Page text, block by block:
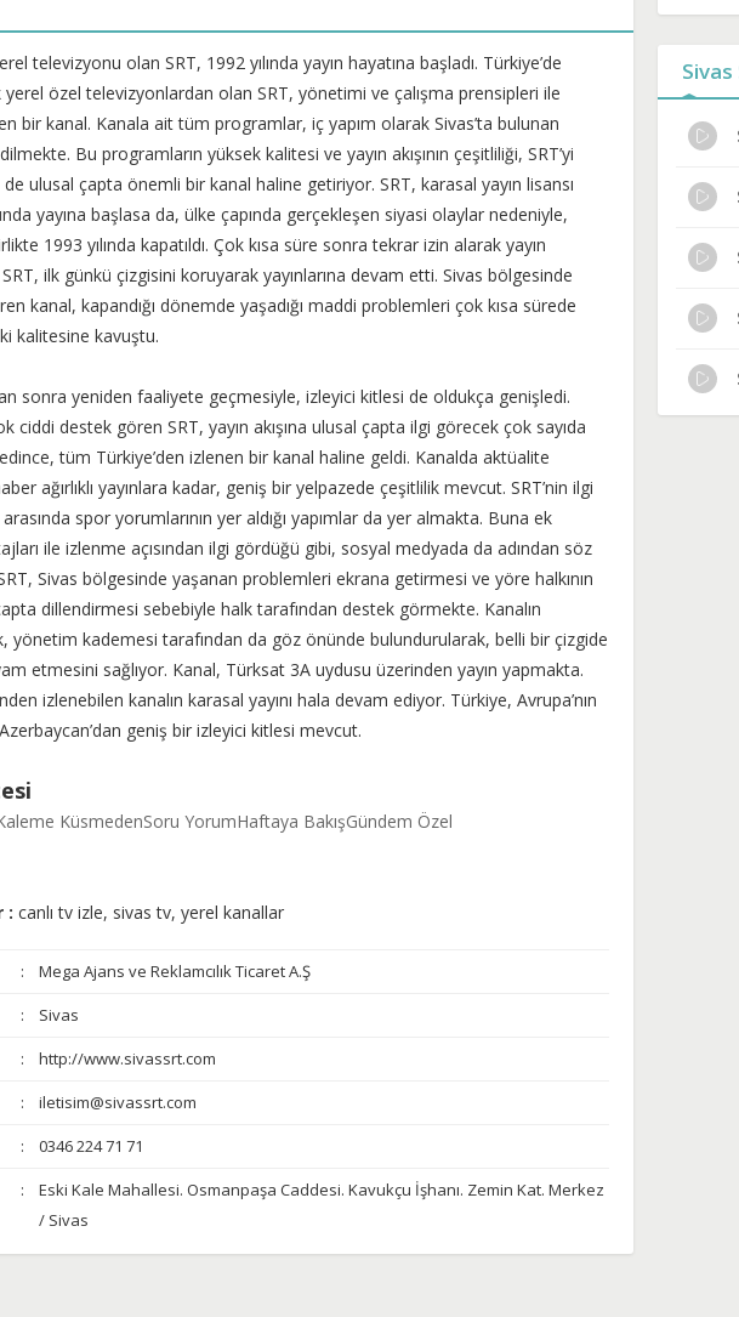
televizyonu olan SRT, 1992 yılında yayın hayatına başladı. Türkiye’de
yerel özel televizyonlardan olan SRT, yönetimi ve çalışma prensipleri ile
bir kanal. Kanala ait tüm programlar, iç yapım olarak Sivas’ta bulunan
Bu programların yüksek kalitesi ve yayın akışının çeşitliliği, SRT’yi
ulusal çapta önemli bir kanal haline getiriyor. SRT, karasal yayın lisansı
yayına başlasa da, ülke çapında gerçekleşen siyasi olaylar nedeniyle,
1993 yılında kapatıldı. Çok kısa süre sonra tekrar izin alarak yayın
ilk günkü çizgisini koruyarak yayınlarına devam etti. Sivas bölgesinde
kanal, kapandığı dönemde yaşadığı maddi problemleri çok kısa sürede
kalitesine kavuştu.
sonra yeniden faaliyete geçmesiyle, izleyici kitlesi de oldukça genişledi.
ciddi destek gören SRT, yayın akışına ulusal çapta ilgi görecek çok sayıda
tüm Türkiye’den izlenen bir kanal haline geldi. Kanalda aktüalite
ağırlıklı yayınlara kadar, geniş bir yelpazede çeşitlilik mevcut. SRT’nin ilgi
spor yorumlarının yer aldığı yapımlar da yer almakta. Buna ek
ile izlenme açısından ilgi gördüğü gibi, sosyal medyada da adından söz
Sivas bölgesinde yaşanan problemleri ekrana getirmesi ve yöre halkının
dillendirmesi sebebiyle halk tarafından destek görmekte. Kanalın
yönetim kademesi tarafından da göz önünde bulundurularak, belli bir çizgide
etmesini sağlıyor. Kanal, Türksat 3A uydusu üzerinden yayın yapmakta.
izlenebilen kanalın karasal yayını hala devam ediyor. Türkiye, Avrupa’nın
geniş bir izleyici kitlesi mevcut.
KüsmedenSoru YorumHaftaya BakışGündem Özel
: canlı tv izle, sivas tv, yerel kanallar
Mega Ajans ve Reklamcılık Ticaret A.Ş
Sivas
http://www.sivassrt.com
iletisim@sivassrt.com
0346 224 71 71
Eski Kale Mahallesi. Osmanpaşa Caddesi. Kavukçu İşhanı. Zemin Kat. Merkez
/ Sivas